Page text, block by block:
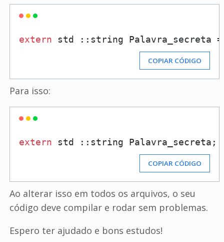
extern std ::string Palavra_secreta
COPIAR CÓDIGO
Para isso:
extern
COPIAR CÓDIGO
Ao alterar isso em todos os arquivos, o seu
código deve compilar e rodar sem problemas.
Espero ter ajudado e bons estudos!